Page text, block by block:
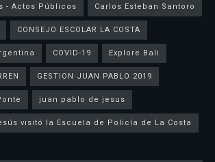
- Actos Públicos
Carlos Esteban Santoro
CONSEJO ESCOLAR LA COSTA
COVID-19
Explore Bali
GESTION JUAN PABLO 2019
juan pablo de jesus